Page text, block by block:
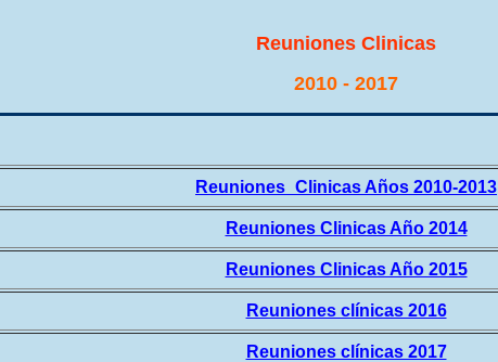
Reuniones Clinicas
2010 - 2017
Reuniones_Clinicas Años 2010-2013
Reuniones Clinicas Año 2014
Reuniones Clinicas Año 2015
Reuniones clínicas 2016
Reuniones clínicas 2017